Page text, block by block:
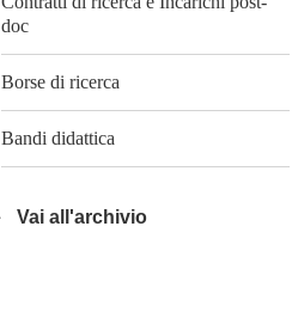
doc
Borse di ricerca
Bandi didattica
Vai all'archivio